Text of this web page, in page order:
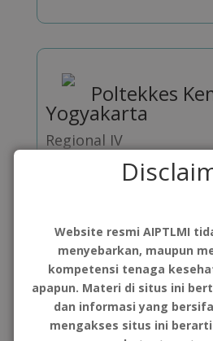
Poltekkes
Yogyakarta
Regional IV
Poltekkes
Mataram
Regional V
Website resmi AIPTLMI
menyebarkan, maupun
kompetensi tenaga
apapun. Materi di situs ini
dan informasi yang
mengakses situs ini